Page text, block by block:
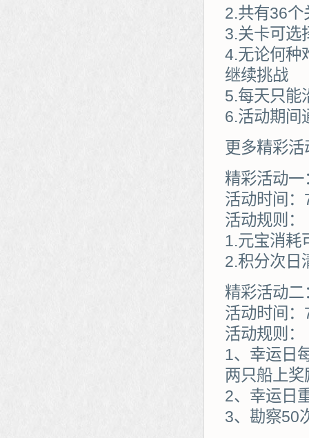
2.共有36个
3.关卡可选
4.无论何种
继续挑战
5.每天只能
6.活动期间
更多精彩
精彩活动
活动时间
活动规则：
1.元宝消耗
2.积分次日
精彩活动
活动时间
活动规则：
1、幸运日
两只船上奖
2、幸运日
3、勘察50